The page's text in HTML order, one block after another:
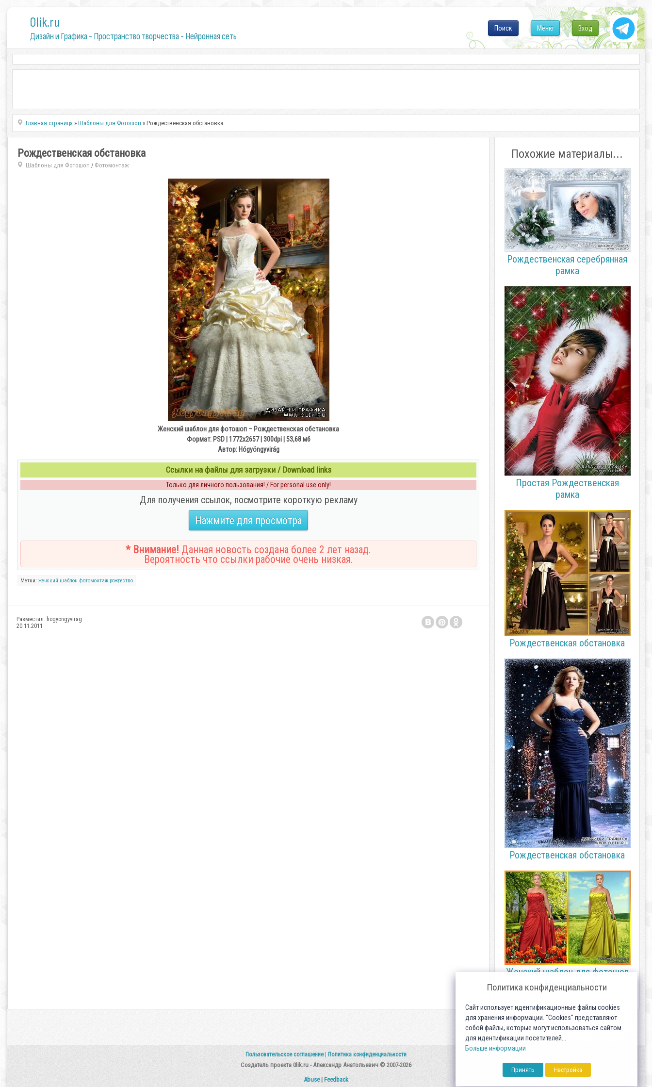
0lik.ru
Дизайн и Графика - Пространство творчества - Нейронная сеть
Вход
Меню
Поиск
Главная страница »Шаблоны для Фотошоп » Рождественская обстановка
Рождественская обстановка
Шаблоны для Фотошоп / Фотомонтаж
Женский шаблон для фотошоп – Рождественская обстановка
Формат: PSD | 1772x2657 | 300dpi | 53,68 мб
Автор: Hógyöngyvirág
Ссылки на файлы для загрузки / Download links
Только для личного пользования! / For personal use only!
Для получения ссылок, посмотрите короткую рекламу
Нажмите для просмотра
* Внимание! Данная новость создана более 2 лет назад.
Вероятность что ссылки рабочие очень низкая.
Метки: женский шаблон фотомонтаж рождество
Разместил: hogyongyvirag
20.11.2011
Похожие материалы...
Рождественская серебрянная
рамка
Простая Рождественская
рамка
Рождественская обстановка
Рождественская обстановка
Женский шаблон для фотошоп
– Нет диеты 1.
Пользовательское соглашение Политика конфиденциальности
Создатель проекта 0lik.ru - Александр Анатольевич © 2007-2026
Abuse| Feedback
Политика конфиденциальности
Сайт использует идентификационные файлы cookies
для хранения информации. "Cookies" представляют
собой файлы, которые могут использоваться сайтом
для идентификации посетителей...
Больше информации
Принять Настройка